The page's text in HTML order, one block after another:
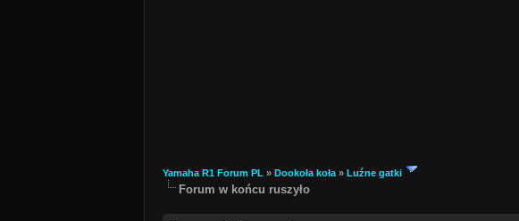
Yamaha R1 Forum PL » Dookoła koła » Luźne gatki
Forum w końcu ruszyło